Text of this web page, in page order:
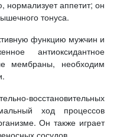
нормализует аппетит; он
тонуса.
функцию мужчин и
антиоксидантное
мембраны, необходим
восстановительных
ход процессов
Он также играет
сосудов.